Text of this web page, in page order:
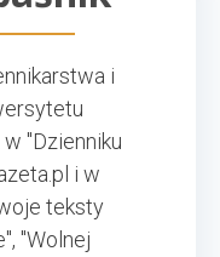
i
"Dzienniku
i w
teksty
"Wolnej